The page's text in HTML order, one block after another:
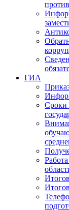
ГИА
Сроки